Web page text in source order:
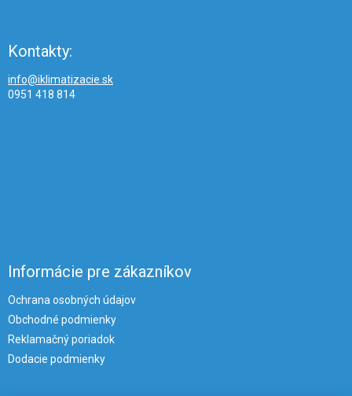
Kontakty:
info@iklimatizacie.sk
0951 418 814
Informácie pre zákazníkov
Ochrana osobných údajov
Obchodné podmienky
Reklamačný poriadok
Dodacie podmienky